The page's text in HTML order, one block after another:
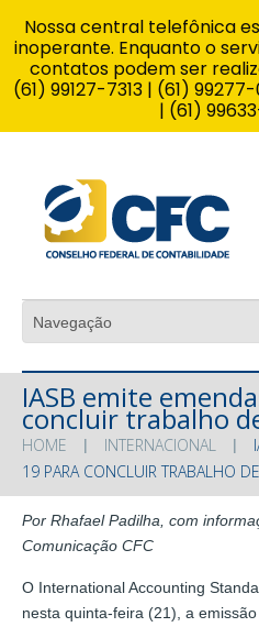
IASB emite
concluir trabalho
HOME INTERNACIONAL
19 PARA CONCLUIR TRABALHO
Por Rhafael Padilha, com
Comunicação CFC
O International Accounting
nesta quinta-feira (21), a
Nossa central telefônica
inoperante. Enquanto o
contatos podem ser
(61) 99127-7313 | (61)
| (61)